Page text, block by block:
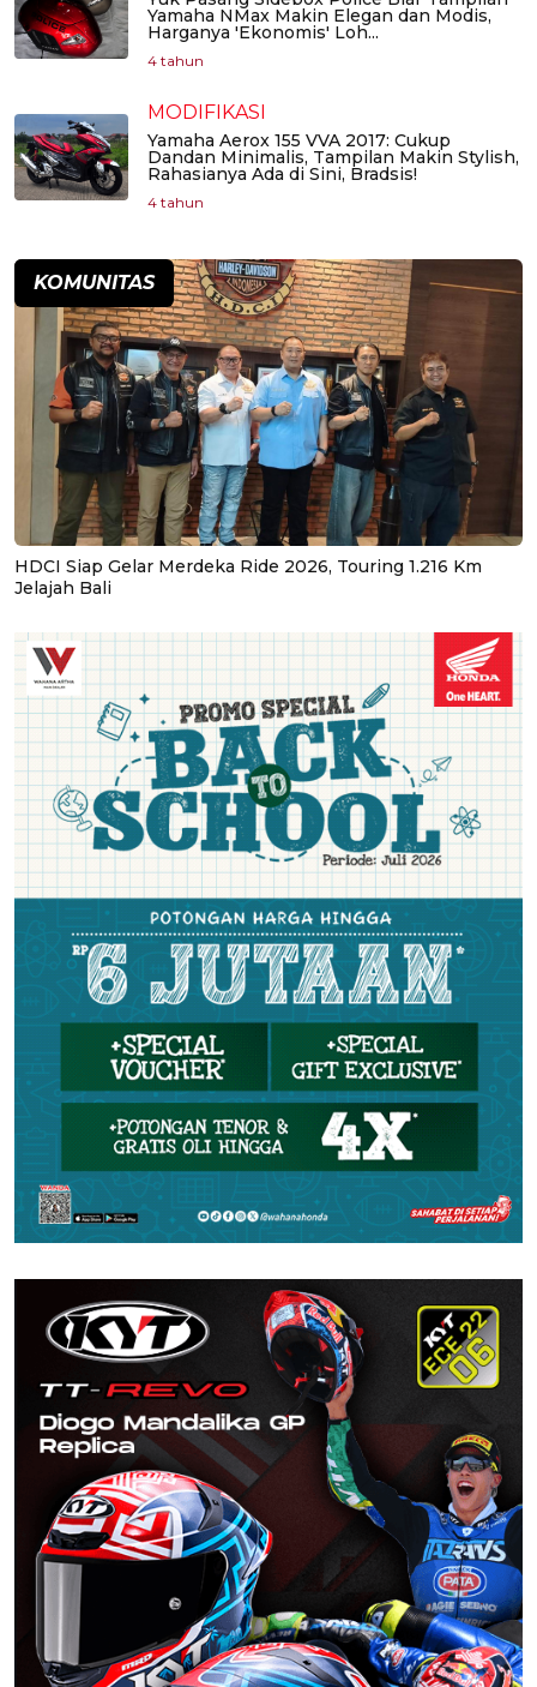
Yamaha NMax Makin Elegan dan Modis,
Harganya 'Ekonomis' Loh...
4 tahun
MODIFIKASI
Yamaha Aerox 155 VVA 2017: Cukup
Dandan Minimalis, Tampilan Makin Stylish,
Rahasianya Ada di Sini, Bradsis!
4 tahun
KOMUNITAS
HDCI Siap Gelar Merdeka Ride 2026, Touring 1.216 Km
Jelajah Bali